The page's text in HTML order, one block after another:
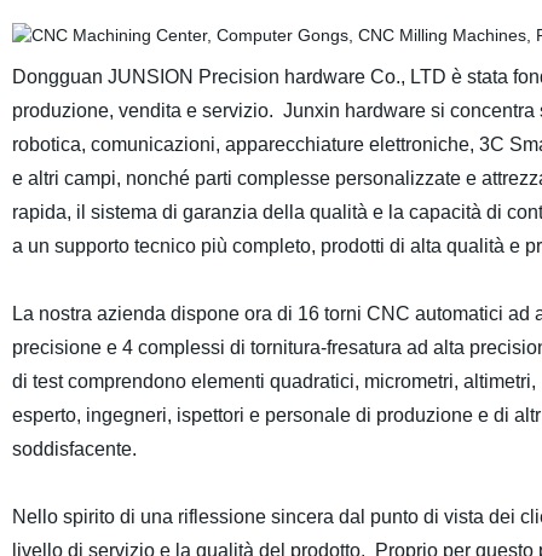
Dongguan JUNSION Precision hardware Co., LTD è stata
produzione, vendita e servizio. Junxin hardware si
robotica, comunicazioni, apparecchiature elettroniche, 3C
e altri campi, nonché parti complesse personalizzate e
rapida, il sistema di garanzia della qualità e la capacità di
a un supporto tecnico più completo, prodotti di alta qualità e
La nostra azienda dispone ora di 16 torni CNC automatici
precisione e 4 complessi di tornitura-fresatura ad alta
di test comprendono elementi quadratici, micrometri,
esperto, ingegneri, ispettori e personale di produzione e di
soddisfacente.
Nello spirito di una riflessione sincera dal punto di vista dei
livello di servizio e la qualità del prodotto. Proprio per